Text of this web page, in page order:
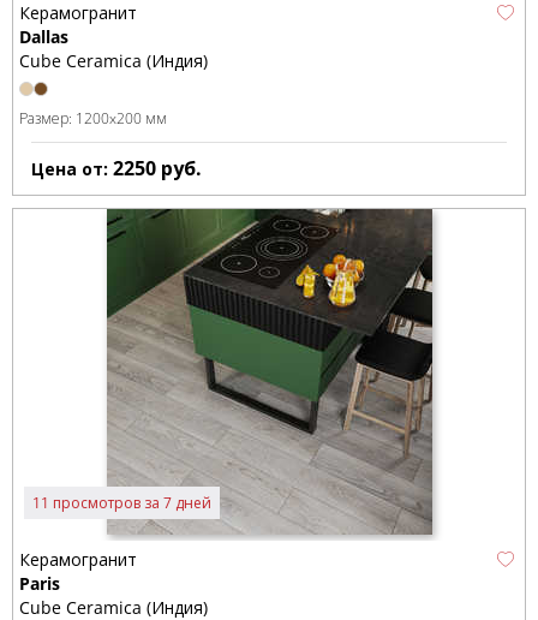
Керамогранит
Dallas
Cube Ceramica (Индия)
Размер: 1200x200 мм
Цена от: 2250 руб.
11 просмотров за 7 дней
Керамогранит
Paris
Cube Ceramica (Индия)